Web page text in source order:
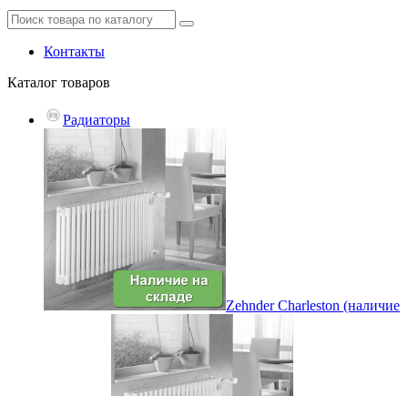
Контакты
Каталог товаров
Радиаторы
Zehnder Charleston (наличие